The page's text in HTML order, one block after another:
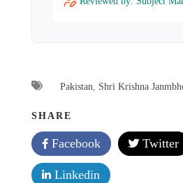
Pakistan, Shri Krishna
SHARE
Facebook Twitter
Linkedin